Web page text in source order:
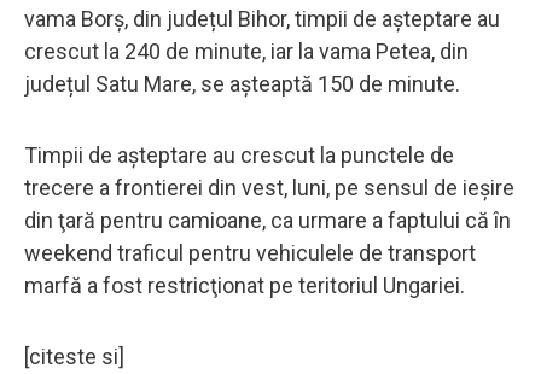
vama Borș, din județul Bihor, timpii de așteptare au
crescut la 240 de minute, iar la vama Petea, din
județul Satu Mare, se așteaptă 150 de minute.
Timpii de aşteptare au crescut la punctele de
trecere a frontierei din vest, luni, pe sensul de ieşire
din ţară pentru camioane, ca urmare a faptului că în
weekend traficul pentru vehiculele de transport
marfă a fost restricţionat pe teritoriul Ungariei.
[citeste si]